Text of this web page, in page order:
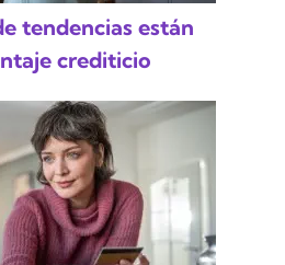
tendencias están
crediticio